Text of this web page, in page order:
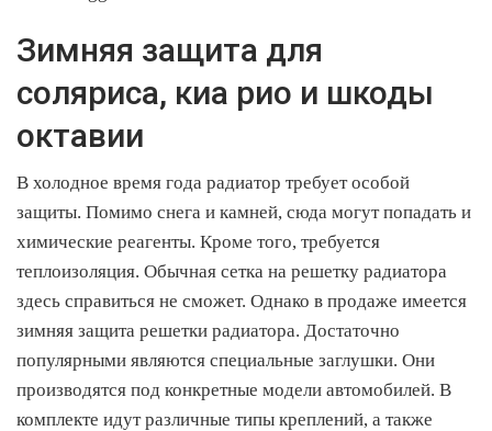
Зимняя защита для
соляриса, киа рио и шкоды
октавии
В холодное время года радиатор требует особой
защиты. Помимо снега и камней, сюда могут попадать и
химические реагенты. Кроме того, требуется
теплоизоляция. Обычная сетка на решетку радиатора
здесь справиться не сможет. Однако в продаже имеется
зимняя защита решетки радиатора. Достаточно
популярными являются специальные заглушки. Они
производятся под конкретные модели автомобилей. В
комплекте идут различные типы креплений, а также